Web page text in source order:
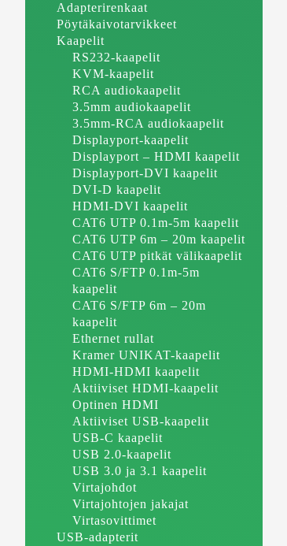
Adapterirenkaat
Pöytäkaivotarvikkeet
Kaapelit
RS232-kaapelit
KVM-kaapelit
RCA audiokaapelit
3.5mm audiokaapelit
3.5mm-RCA audiokaapelit
Displayport-kaapelit
Displayport – HDMI kaapelit
Displayport-DVI kaapelit
DVI-D kaapelit
HDMI-DVI kaapelit
CAT6 UTP 0.1m-5m kaapelit
CAT6 UTP 6m – 20m kaapelit
CAT6 UTP pitkät välikaapelit
CAT6 S/FTP 0.1m-5m
kaapelit
CAT6 S/FTP 6m – 20m
kaapelit
Ethernet rullat
Kramer UNIKAT-kaapelit
HDMI-HDMI kaapelit
Aktiiviset HDMI-kaapelit
Optinen HDMI
Aktiiviset USB-kaapelit
USB-C kaapelit
USB 2.0-kaapelit
USB 3.0 ja 3.1 kaapelit
Virtajohdot
Virtajohtojen jakajat
Virtasovittimet
USB-adapterit